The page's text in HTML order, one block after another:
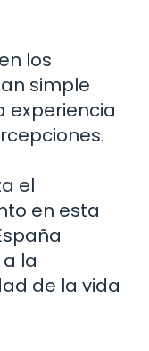
los
simple
experiencia
el
en esta
la
de la vida